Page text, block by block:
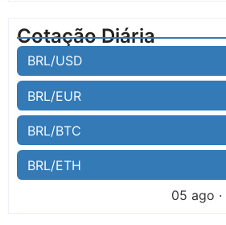
Cotação Diária
BRL/USD
BRL/EUR
BRL/BTC
BRL/ETH
05 ago ·